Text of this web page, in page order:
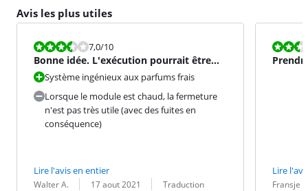
Avis les plus utiles
La note est 7,0 sur 10.
7,0/10
Bonne idée. L'exécution pourrait être
meilleure
Système ingénieux aux parfums frais
Lorsque le module est chaud, la fermeture
n'est pas très utile (avec des fuites en
conséquence)
Lire l'avis en entier
Évaluation par :
Walter A.
Date : 17 aout 2021
Traduction :
Traduction
La note est
Lire
Évaluation
Fransje
Date :
Traduction :